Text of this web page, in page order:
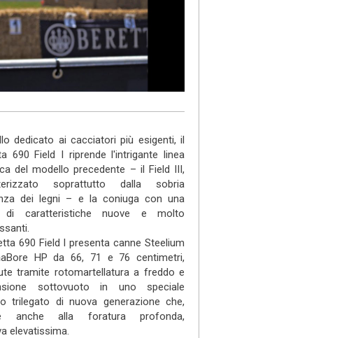
dedicato ai cacciatori più esigenti, il
690 Field I riprende l'intrigante linea
del modello precedente – il Field III,
soprattutto dalla sobria
dei legni – e la coniuga con una
di caratteristiche nuove e molto
690 Field I presenta canne Steelium
HP da 66, 71 e 76 centimetri,
tramite rotomartellatura a freddo e
sottovuoto in uno speciale
trilegato di nuova generazione che,
anche alla foratura profonda,
elevatissima.